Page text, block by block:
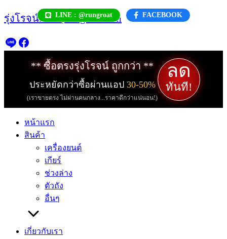
Skip
to
LINE : @rungroat FACEBOOK
รุ่งโรจน์.com | rungroat.com
** ซื้อตรงรุ่งโรจน์ ถูกกว่า **
ประหยัดกว่าซื้อผ่านแอป 30-50%
(เราขายตรง ไม่ผ่านคนกลาง...ราคาดีกว่าแน่นอน!)
ลด
ทันที!
หน้าแรก
สินค้า
เครื่องยนต์
เกียร์
ช่วงล่าง
ตัวถัง
อื่นๆ
เกี่ยวกับเรา